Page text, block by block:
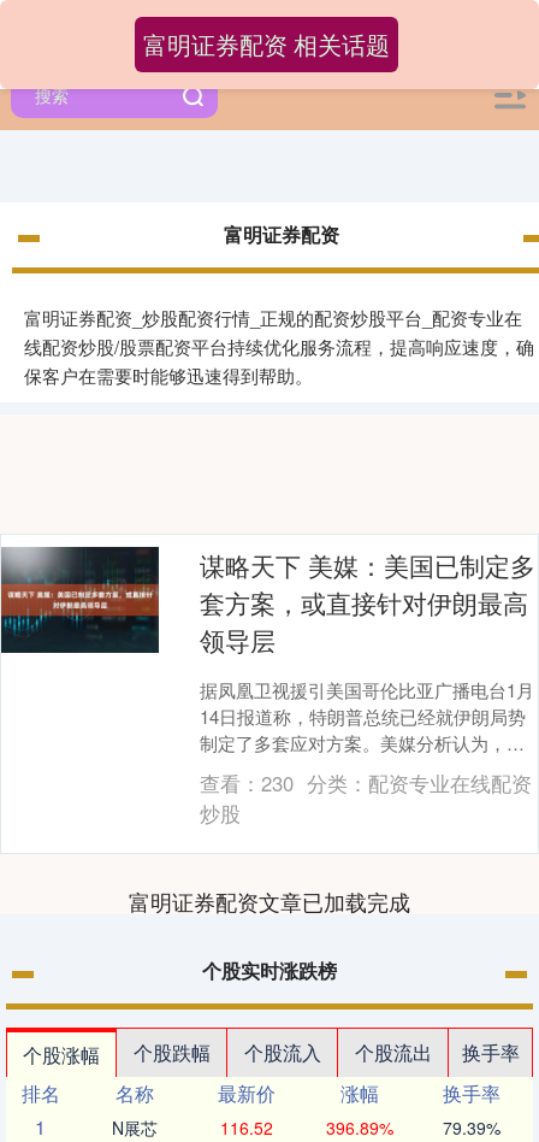
富明证券配资
富明证券配资_炒股配资行情_正规的配资炒股平台_配资专业在
线配资炒股/股票配资平台持续优化服务流程，提高响应速度，确
保客户在需要时能够迅速得到帮助。
富明证券配资 相关话题
谋略天下 美媒：美国已制定多
套方案，或直接针对伊朗最高
领导层
据凤凰卫视援引美国哥伦比亚广播电台1月
14日报道称，特朗普总统已经就伊朗局势
制定了多套应对方案。美媒分析认为，美
方的选项可能并不局限于打击伊朗的一般
军事设施，还....
查看：230 分类： 配资专业在线配资
炒股
富明证券配资文章已加载完成
个股实时涨跌榜
个股涨幅 个股跌幅 个股流入 个股流出
换手率
排名
名称 最新价 涨幅
换手率
1
N展芯 116.52 396.89% 79.39%